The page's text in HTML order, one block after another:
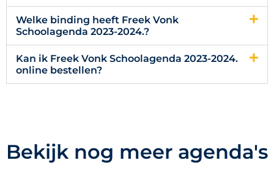
Welke binding heeft Freek Vonk
Schoolagenda 2023-2024.?
Kan ik Freek Vonk Schoolagenda 2023-2024.
online bestellen?
Bekijk nog meer agenda's